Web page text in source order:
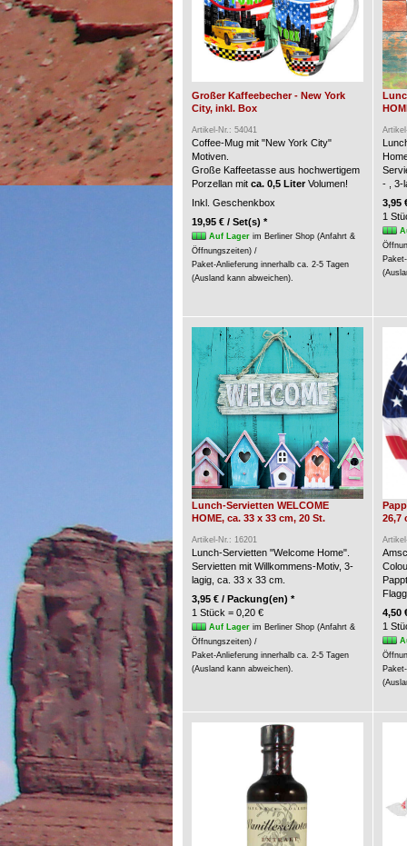
Großer Kaffeebecher - New York
City, inkl. Box
Artikel-Nr.: 54041
Coffee-Mug mit "New York City"
Motiven.
Große Kaffeetasse aus hochwertigem
Porzellan mit ca. 0,5 LiterVolumen!
Inkl. Geschenkbox
19,95 € / Set(s) *
Auf Lagerim Berliner Shop (Anfahrt &
Öffnungszeiten) /
Paket-Anlieferung innerhalb ca. 2-5 Tagen
(Ausland kann abweichen).
- , 3-
3,95
1
Lunch-Servietten WELCOME
HOME, ca. 33 x 33 cm, 20 St.
Artikel-Nr.: 16201
Lunch-Servietten "Welcome Home".
Servietten mit Willkommens-Motiv, 3-
lagig, ca. 33 x 33 cm.
3,95 € / Packung(en) *
1 Stück = 0,20 €
Auf Lagerim Berliner Shop (Anfahrt &
Öffnungszeiten) /
Paket-Anlieferung innerhalb ca. 2-5 Tagen
(Ausland kann abweichen).
26,7
4,50
1